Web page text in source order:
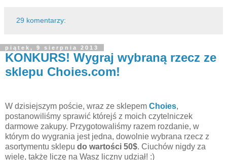
29 komentarzy:
piątek, 9 sierpnia 2013
KONKURS! Wygraj wybraną rzecz ze
sklepu Choies.com!
W dzisiejszym poście, wraz ze sklepem Choies,
postanowiliśmy sprawić którejś z moich czytelniczek
darmowe zakupy. Przygotowaliśmy razem rozdanie, w
którym do wygrania jest jedna, dowolnie wybrana rzecz z
asortymentu sklepu do wartości 50$. Ciuchów nigdy za
wiele, także liczę na Wasz liczny udział! :)